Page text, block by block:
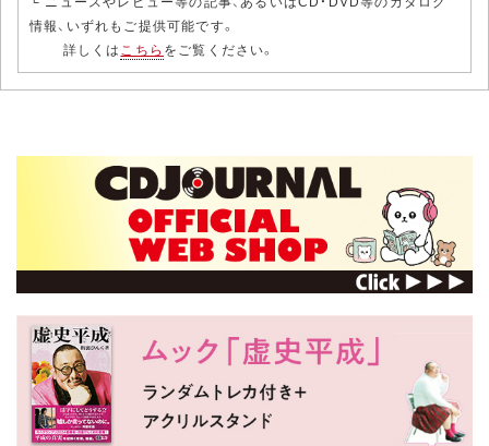
情報、いずれもご提供可能です。
詳しくはこちら をご覧ください。